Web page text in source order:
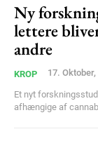
Ny
lettere
andre
KROP 17. Oktober,
Et nyt
afhængige af